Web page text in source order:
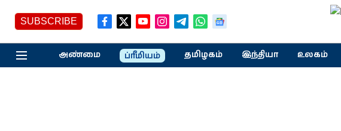
SUBSCRIBE
அண்மை ப்ரீமியம் தமிழகம் இந்தியா உலகம்